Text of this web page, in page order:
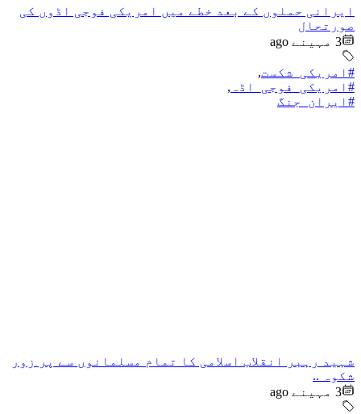
ایرانی حملوں کے بعد خطے میں امریکی فوجی اڈوں کی
صورتحال
3 مہینے ago
#امریکی_شکست,
#امریکی_فوجی_اڈہ ,
#ایران_جنگ
شہید رہبر انقلاب اسلامی کا تمام مسلمانوں سے پر زور
شکوہ ..
3 مہینے ago